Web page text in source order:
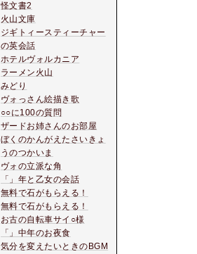
怪文書2
火山文庫
ジギトィースティーチャー
の英会話
ホテルヴォルカニア
ラーメン火山
みどり
ヴォっさん絵描き歌
○○に100の質問
ザードお姉さんのお部屋
ぼくのかんがえたさいきょ
うのつかいま
ヴォの立派な角
「」年と乙女の会話
無料で石がもらえる！
無料で石がもらえる！
お古の自転車サイ○様
「」中年のお夜食
気分を変えたいときのBGM